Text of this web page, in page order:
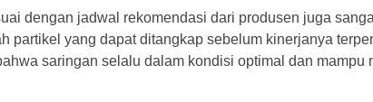
dengan jadwal rekomendasi dari produsen juga
partikel yang dapat ditangkap sebelum kinerjanya
saringan selalu dalam kondisi optimal dan mampu